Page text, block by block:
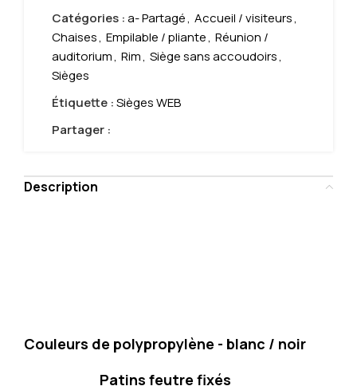
Catégories :a- Partagé, Accueil / visiteurs,
Chaises, Empilable / pliante, Réunion /
auditorium, Rim, Siège sans accoudoirs,
Sièges
Étiquette :Sièges WEB
Partager :
Description
Couleurs de polypropylène - blanc / noir
Patins feutre fixés